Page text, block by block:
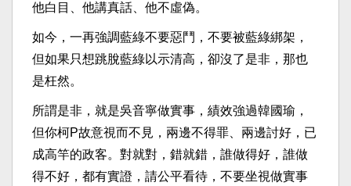
他白目、他講真話、他不虛偽。
如今，一再強調藍綠不要惡鬥，不要被藍綠綁架，
但如果只想跳脫藍綠以示清高，卻沒了是非，那也
是枉然。
所謂是非，就是吳音寧做實事，績效強過韓國瑜，
但你柯P故意視而不見，兩邊不得罪、兩邊討好，已
成高竿的政客。對就對，錯就錯，誰做得好，誰做
得不好，都有實證，請公平看待，不要坐視做實事